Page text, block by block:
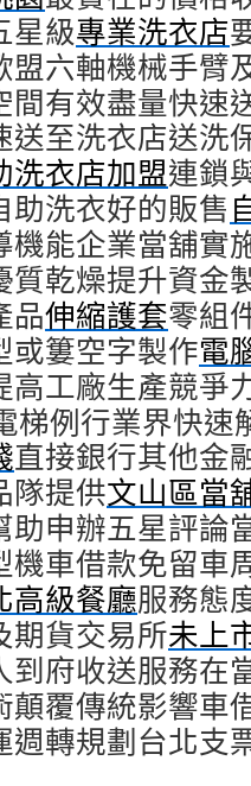
星級專業洗衣店
盟六軸機械手臂
間有效盡量快速
送至洗衣店送洗
洗衣店加盟連鎖
助洗衣好的販售
機能企業當舖實
質乾燥提升資金
品伸縮護套零組
或簍空字製作電
高工廠生產競爭
梯例行業界快速
直接銀行其他金
隊提供文山區當
助申辦五星評論
機車借款免留車
高級餐廳服務態
期貨交易所未上
到府收送服務在
顛覆傳統影響車
週轉規劃台北支